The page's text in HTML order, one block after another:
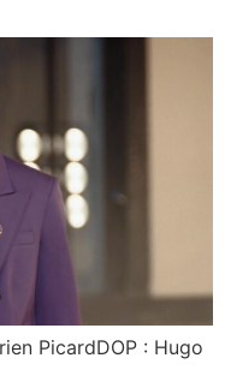
PicardDOP : Hugo